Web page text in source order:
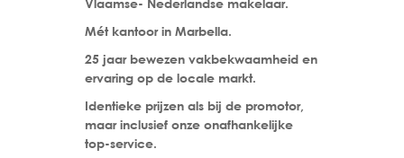
Mét kantoor in Marbella.
25 jaar bewezen vakbekwaamheid en
ervaring op de locale markt.
Identieke prijzen als bij de promotor,
maar inclusief onze onafhankelijke
top-service.